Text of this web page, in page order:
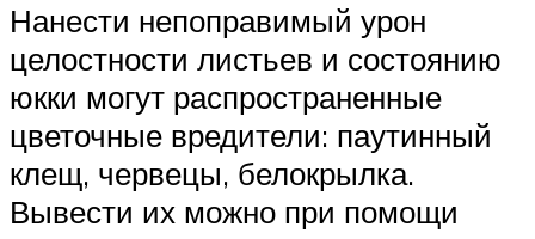
Нанести непоправимый урон
целостности листьев и состоянию
юкки могут распространенные
цветочные вредители: паутинный
клещ, червецы, белокрылка.
Вывести их можно при помощи